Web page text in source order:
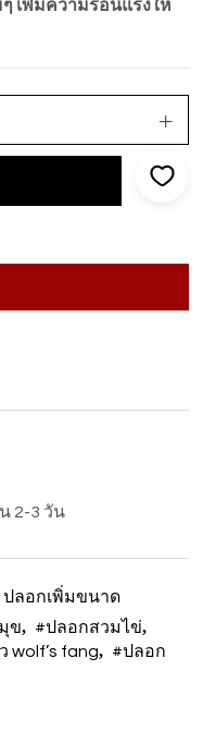
เพิ่มความร้อนแรงให้
2-3 วัน
ปลอกเพิ่มขนาด
ข, #ปลอกสวมไข่,
wolf’s fang, #ปลอก